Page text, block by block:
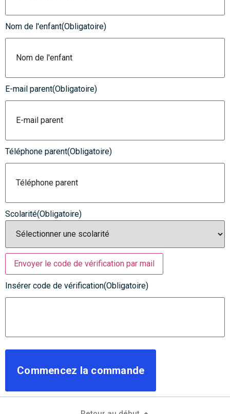
Nom de l'enfant(Obligatoire)
E-mail parent(Obligatoire)
Téléphone parent(Obligatoire)
Scolarité(Obligatoire)
Envoyer le code de vérification par mail
Insérer code de vérification(Obligatoire)